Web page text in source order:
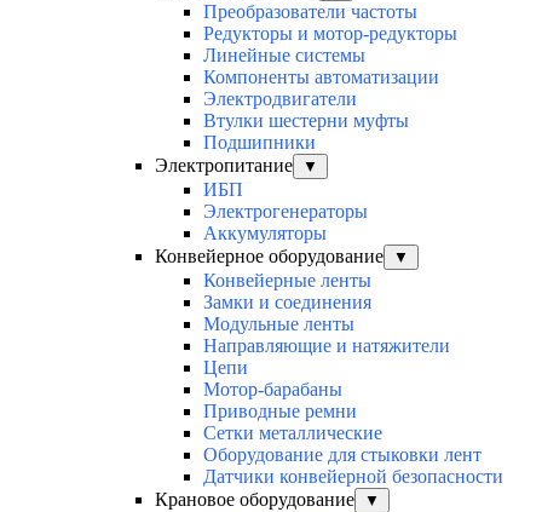
Преобразователи частоты
Редукторы и мотор-редукторы
Линейные системы
Компоненты автоматизации
Электродвигатели
Втулки шестерни муфты
Подшипники
Электропитание
▼
ИБП
Электрогенераторы
Аккумуляторы
Конвейерное оборудование
▼
Конвейерные ленты
Замки и соединения
Модульные ленты
Направляющие и натяжители
Цепи
Мотор-барабаны
Приводные ремни
Сетки металлические
Оборудование для стыковки лент
Датчики конвейерной безопасности
Крановое оборудование
▼